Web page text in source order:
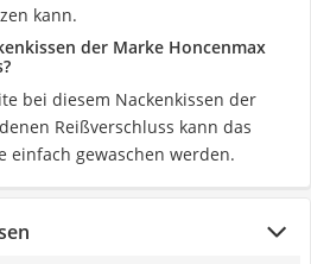
kann.
der Marke Honcenmax
bei diesem Nackenkissen der
Reißverschluss kann das
einfach gewaschen werden.